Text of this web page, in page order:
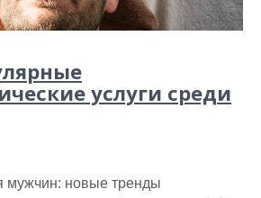
услуги среди
мужчин: новые тренды